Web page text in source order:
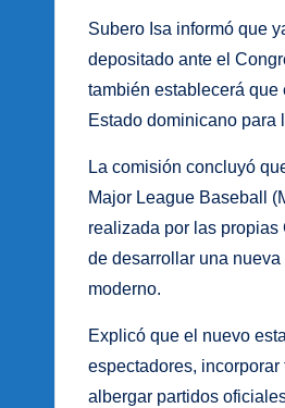
Subero Isa informó que
depositado ante el
también establecerá
Estado dominicano para
La comisión concluyó
Major League Baseball
realizada por las
de desarrollar una
moderno.
Explicó que el nuevo
espectadores,
albergar partidos